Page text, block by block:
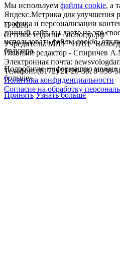
©2026
Сетевое издание "вологда.рф"
Учредитель: МАУ "ИИЦ
Главный редактор - Спиричев
Электронная почта:
Телефон: (8172) 21-20-38, 8-958-
Политика конфиденциальности
Согласие на обработку
Мы используем файлы cookie, а
Яндекс.Метрика для улучшения
трафика и персонализации
данный сайт, вы даете на это
использовать файлы cookie,
браузера.
Подробную информацию можно
больше».
Принять Узнать больше